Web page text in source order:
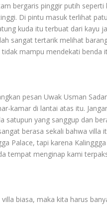
bergaris pinggir putih
Di pintu masuk terlihat
kuda itu terbuat dari kayu
sangat tertarik melihat
mampu mendekati benda
pesan Uwak Usman
kamar di lantai atas itu.
satupun yang sanggup dan
berasa sekali bahwa
Palace, tapi karena
tempat menginap kami
villa biasa, maka kita harus